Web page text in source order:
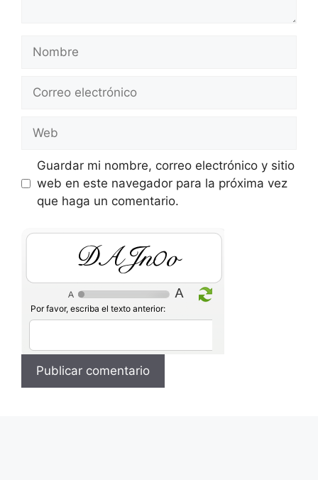
electrónico
Guardar mi nombre, correo electrónico y sitio
web en este navegador para la próxima vez
que haga un comentario.
kbOTL3
Por favor, escriba el texto anterior: